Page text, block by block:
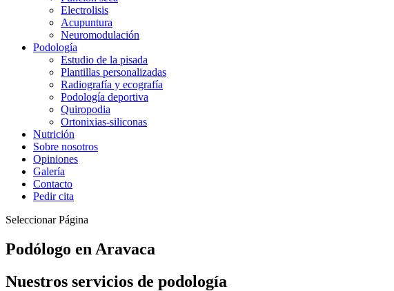
Electrolisis
Acupuntura
Neuromodulación
Podología
Estudio de la pisada
Plantillas personalizadas
Radiografía y ecografía
Podología deportiva
Quiropodia
Ortonixias-siliconas
Nutrición
Sobre nosotros
Opiniones
Galería
Contacto
Pedir cita
Seleccionar Página
Podólogo en Aravaca
Nuestros servicios de podología